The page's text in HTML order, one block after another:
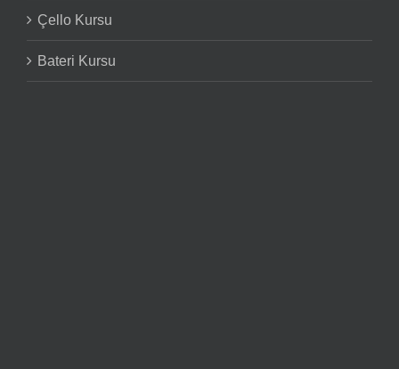
Çello Kursu
Bateri Kursu